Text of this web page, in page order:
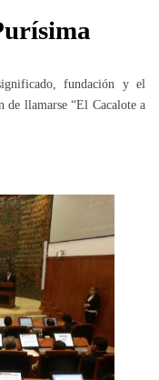
fundación y el
de llamarse “El Cacalote a